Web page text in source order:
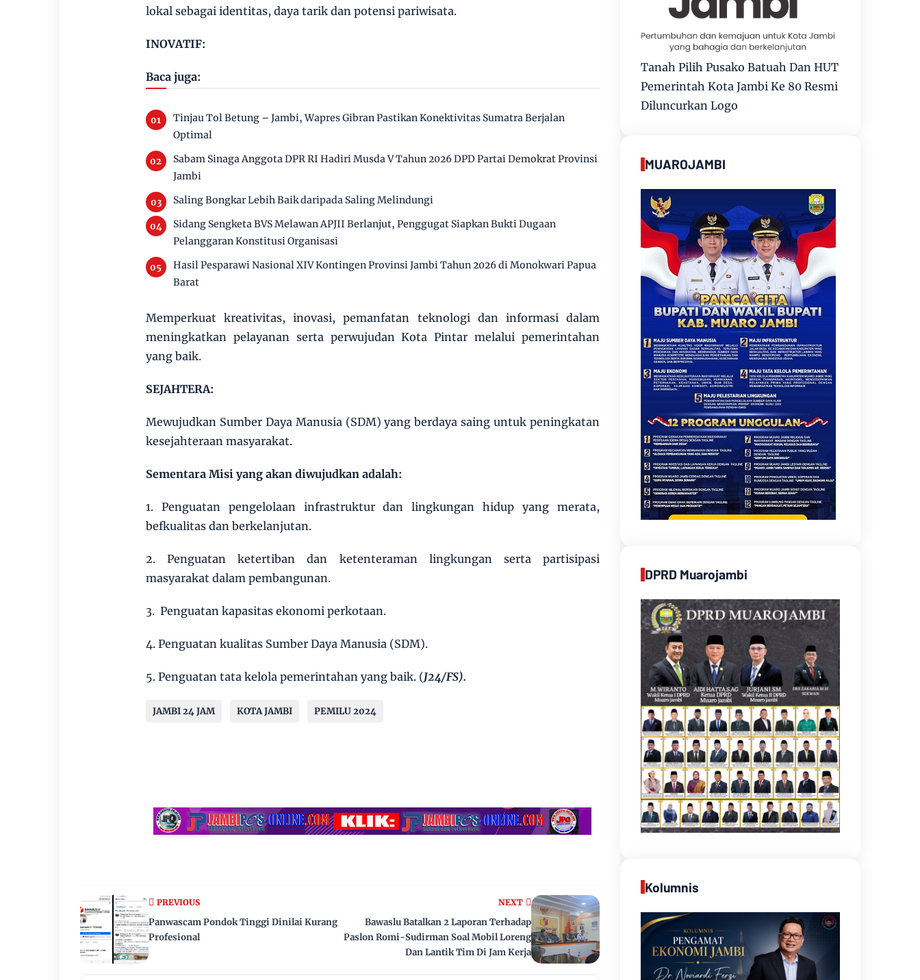
lokal sebagai identitas, daya tarik dan potensi pariwisata.
INOVATIF:
Baca juga:
Tinjau Tol Betung – Jambi, Wapres Gibran Pastikan Konektivitas Sumatra Berjalan
Optimal
Sabam Sinaga Anggota DPR RI Hadiri Musda V Tahun 2026 DPD Partai Demokrat Provinsi
Jambi
Saling Bongkar Lebih Baik daripada Saling Melindungi
Sidang Sengketa BVS Melawan APJII Berlanjut, Penggugat Siapkan Bukti Dugaan
Pelanggaran Konstitusi Organisasi
Hasil Pesparawi Nasional XIV Kontingen Provinsi Jambi Tahun 2026 di Monokwari Papua
Barat
Memperkuat kreativitas, inovasi, pemanfatan teknologi dan informasi dalam
meningkatkan pelayanan serta perwujudan Kota Pintar melalui pemerintahan
yang baik.
SEJAHTERA:
Mewujudkan Sumber Daya Manusia (SDM) yang berdaya saing untuk peningkatan
kesejahteraan masyarakat.
Sementara Misi yang akan diwujudkan adalah:
1. Penguatan pengelolaan infrastruktur dan lingkungan hidup yang merata,
befkualitas dan berkelanjutan.
2. Penguatan ketertiban dan ketenteraman lingkungan serta partisipasi
masyarakat dalam pembangunan.
3. Penguatan kapasitas ekonomi perkotaan.
4. Penguatan kualitas Sumber Daya Manusia (SDM).
5. Penguatan tata kelola pemerintahan yang baik. (J24/FS).
JAMBI 24 JAM KOTA JAMBI PEMILU 2024
NEXT
Bawaslu Batalkan 2 Laporan Terhadap
Paslon Romi-Sudirman Soal Mobil Loreng
Dan Lantik Tim Di Jam Kerja
PREVIOUS
Panwascam Pondok Tinggi Dinilai Kurang
Profesional
Tanah Pilih Pusako Batuah Dan HUT
Pemerintah Kota Jambi Ke 80 Resmi
Diluncurkan Logo
MUAROJAMBI
DPRD Muarojambi
Kolumnis